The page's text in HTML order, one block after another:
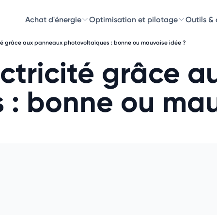
Achat d'énergie Optimisation et pilotage Outils &
grâce aux panneaux photovoltaïques : bonne ou mauvaise idée ?
grâce
bonne ou
Choisissez les